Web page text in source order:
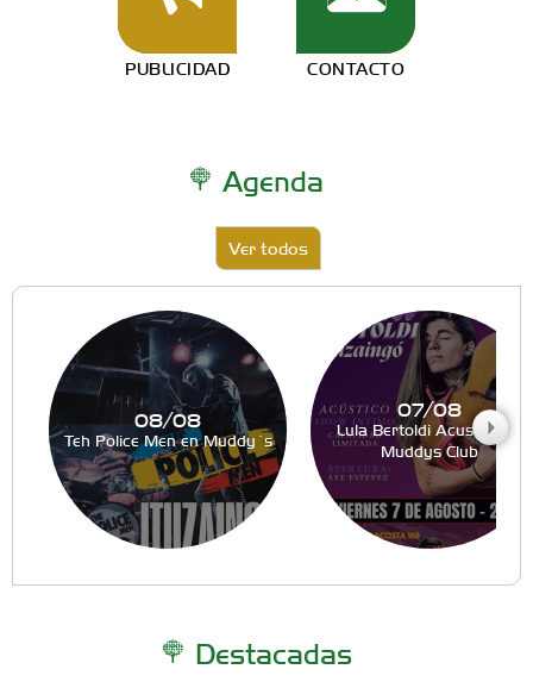
PUBLICIDAD CONTACTO
Agenda
Ver todos
08/08
Teh Police Men en Muddy´s
07/08
Lula Bertoldi Acustico en
Muddys Club
Destacadas